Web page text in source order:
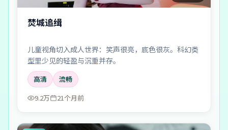
焚城追缉
儿童视角切入成人世界：笑声很亮，底色很灰。科幻类
型里少见的轻盈与沉重并存。
高清
流畅
9.2万
21个月前